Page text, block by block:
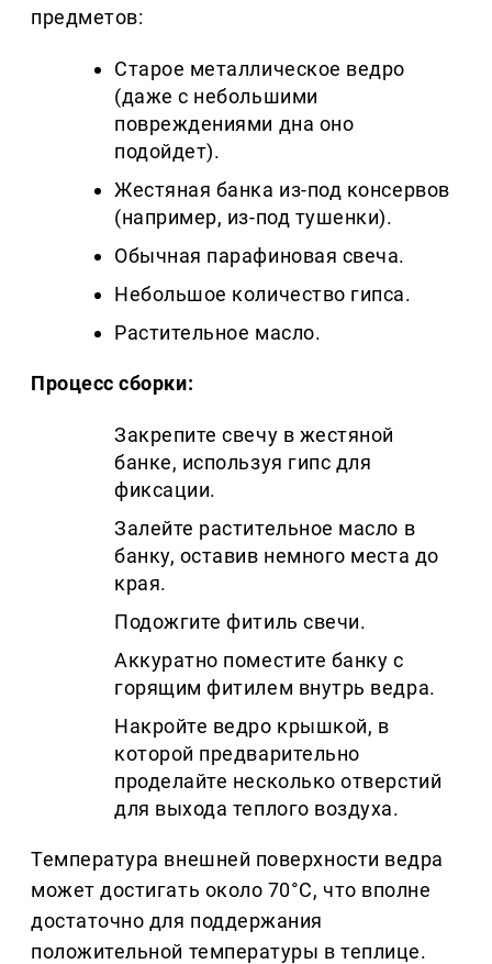
предметов:
Старое металлическое ведро
(даже с небольшими
повреждениями дна оно
подойдет).
Жестяная банка из-под консервов
(например, из-под тушенки).
Обычная парафиновая свеча.
Небольшое количество гипса.
Растительное масло.
Процесс сборки:
Закрепите свечу в жестяной
банке, используя гипс для
фиксации.
Залейте растительное масло в
банку, оставив немного места до
края.
Подожгите фитиль свечи.
Аккуратно поместите банку с
горящим фитилем внутрь ведра.
Накройте ведро крышкой, в
которой предварительно
проделайте несколько отверстий
для выхода теплого воздуха.
Температура внешней поверхности ведра
может достигать около 70°C, что вполне
достаточно для поддержания
положительной температуры в теплице.